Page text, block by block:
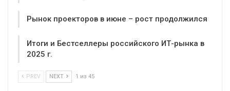
Рынок проекторов в июне – рост продолжился
Итоги и Бестселлеры российского ИТ-рынка в
2025 г.
PREV NEXT 1 из 45